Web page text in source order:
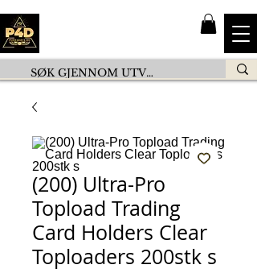
(200) Ultra-Pro
Topload Trading
Card Holders Clear
Toploaders 200stk s